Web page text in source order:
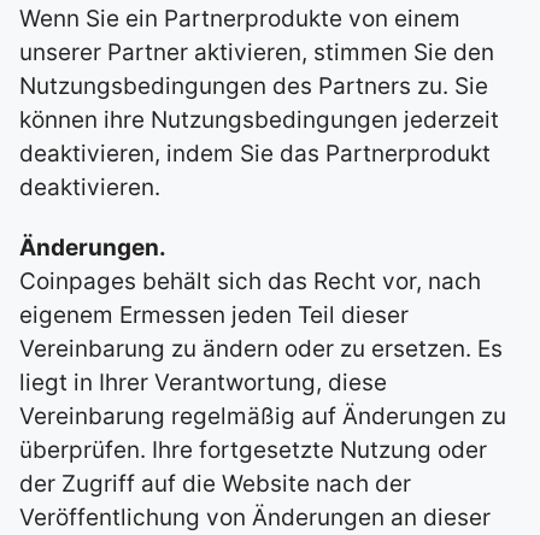
Wenn Sie ein Partnerprodukte von einem
unserer Partner aktivieren, stimmen Sie den
Nutzungsbedingungen des Partners zu. Sie
können ihre Nutzungsbedingungen jederzeit
deaktivieren, indem Sie das Partnerprodukt
deaktivieren.
Änderungen.
Coinpages behält sich das Recht vor, nach
eigenem Ermessen jeden Teil dieser
Vereinbarung zu ändern oder zu ersetzen. Es
liegt in Ihrer Verantwortung, diese
Vereinbarung regelmäßig auf Änderungen zu
überprüfen. Ihre fortgesetzte Nutzung oder
der Zugriff auf die Website nach der
Veröffentlichung von Änderungen an dieser